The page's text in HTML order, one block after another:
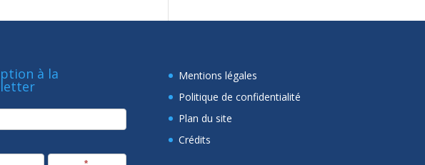
à la
Mentions légales
Politique de confidentialité
Plan du site
Crédits